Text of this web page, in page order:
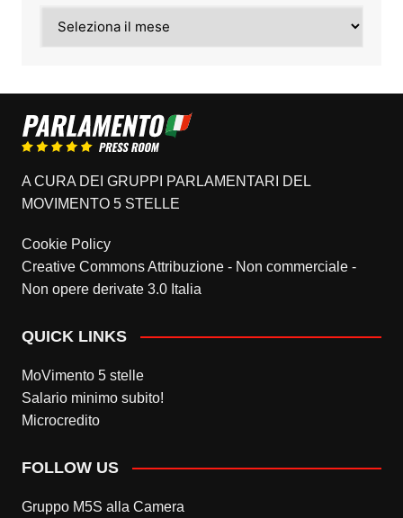
A CURA DEI GRUPPI PARLAMENTARI DEL
MOVIMENTO 5 STELLE
Cookie Policy
Creative Commons Attribuzione - Non commerciale -
Non opere derivate 3.0 Italia
QUICK LINKS
MoVimento 5 stelle
Salario minimo subito!
Microcredito
FOLLOW US
Gruppo M5S alla Camera